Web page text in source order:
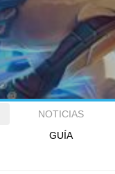
NOTICIAS
GUÍA